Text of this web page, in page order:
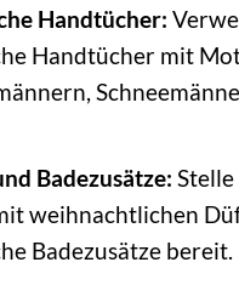
Handtücher:
Handtücher mit
Badezusätze: Stelle
weihnachtlichen
Badezusätze bereit.